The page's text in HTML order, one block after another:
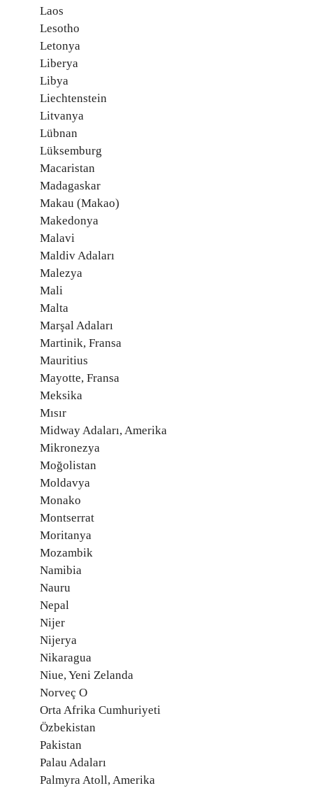
Laos
Lesotho
Letonya
Liberya
Libya
Liechtenstein
Litvanya
Lübnan
Lüksemburg
Macaristan
Madagaskar
Makau (Makao)
Makedonya
Malavi
Maldiv Adaları
Malezya
Mali
Malta
Marşal Adaları
Martinik, Fransa
Mauritius
Mayotte, Fransa
Meksika
Mısır
Midway Adaları, Amerika
Mikronezya
Moğolistan
Moldavya
Monako
Montserrat
Moritanya
Mozambik
Namibia
Nauru
Nepal
Nijer
Nijerya
Nikaragua
Niue, Yeni Zelanda
Norveç O
Orta Afrika Cumhuriyeti
Özbekistan
Pakistan
Palau Adaları
Palmyra Atoll, Amerika